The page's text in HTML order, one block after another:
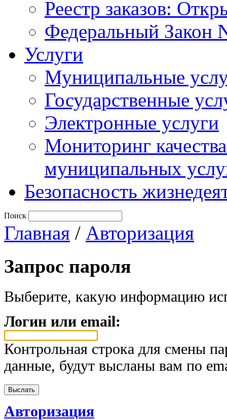
Реестр заказов:
Федеральный Закон
Услуги
Муниципальные
Государственные
Электронные услуги
Мониторинг
муниципальных
Безопасность
Поиск
Главная / Авторизация
Запрос пароля
Выберите, какую информацию
Логин или email:
Контрольная строка для смены
данные, будут высланы вам по
Авторизация